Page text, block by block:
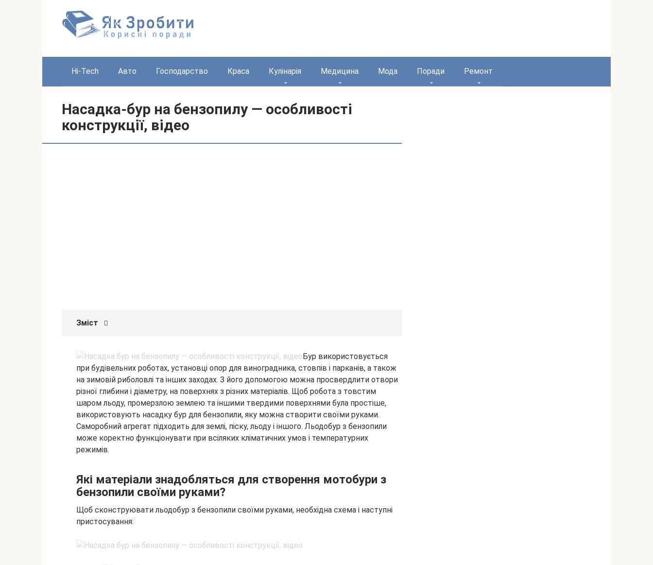
Hi-Tech Авто Господарство Краса Кулінарія Медицина Мода Поради Ремонт
Насадка-бур на бензопилу — особливості
конструкції, відео
Зміст
Бур використовується
при будівельних роботах, установці опор для виноградника, стовпів і парканів, а також
на зимовій риболовлі та інших заходах. З його допомогою можна просвердлити отвори
різної глибини і діаметру, на поверхнях з різних матеріалів. Щоб робота з товстим
шаром льоду, промерзлою землею та іншими твердими поверхнями була простіше,
використовують насадку бур для бензопили, яку можна створити своїми руками.
Саморобний агрегат підходить для землі, піску, льоду і іншого. Льодобур з бензопили
може коректно функціонувати при всіляких кліматичних умов і температурних
режимів.
Які матеріали знадобляться для створення мотобури з
бензопили своїми руками?
Щоб сконструювати льодобур з бензопили своїми руками, необхідна схема і наступні
пристосування: